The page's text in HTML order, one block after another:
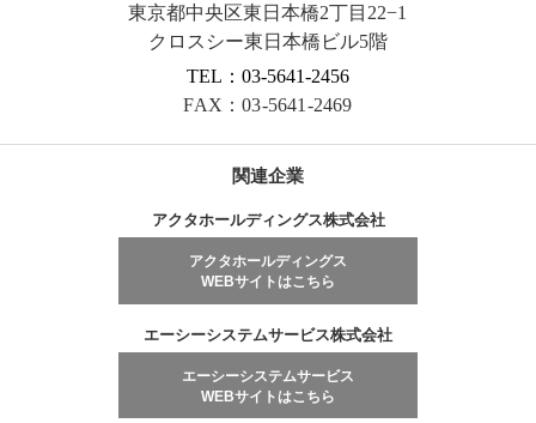
東京都中央区東日本橋2丁目22−1
クロスシー東日本橋ビル5階
TEL：03-5641-2456
FAX：03-5641-2469
関連企業
アクタホールディングス株式会社
アクタホールディングス
WEBサイトはこちら
エーシーシステムサービス株式会社
エーシーシステムサービス
WEBサイトはこちら